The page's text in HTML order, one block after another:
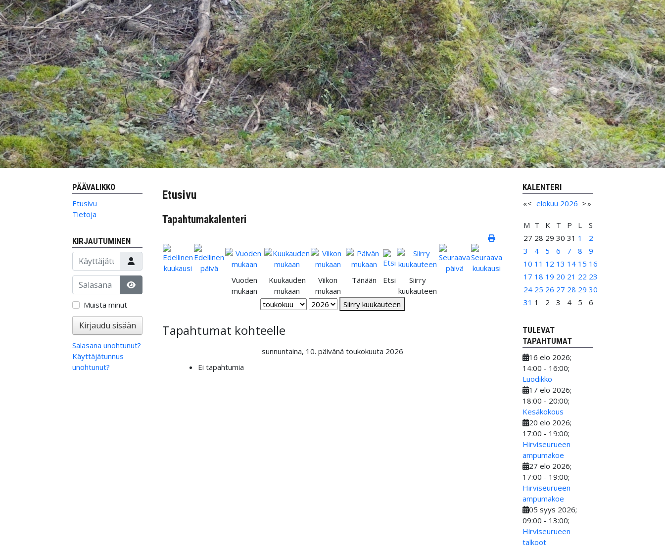
PÄÄVALIKKO
Etusivu
Tietoja
KIRJAUTUMINEN
Käyttäjätunnus
Salasana
Näytä salasana
Muista minut
Kirjaudu sisään
Salasana unohtunut?
Käyttäjätunnus
unohtunut?
Etusivu
Tapahtumakalenteri
Vuoden
mukaan
Kuukauden
mukaan
Viikon
mukaan
Tänään Etsi
Siirry
kuukauteen
Siirry kuukauteen
Tapahtumat kohteelle
sunnuntaina, 10. päivänä toukokuuta 2026
Ei tapahtumia
KALENTERI
«< elokuu 2026 >»
M T K T P L
S
27 28 29 30 31 1
2
3
4 5 6 7 8
9
10 11 12 13 14 15 16
17 18 19 20 21 22 23
24 25 26 27 28 29 30
31 1 2 3 4 5 6
TULEVAT
TAPAHTUMAT
16 elo 2026;
14:00 - 16:00;
Luodikko
17 elo 2026;
18:00 - 20:00;
Kesäkokous
20 elo 2026;
17:00 - 19:00;
Hirviseurueen
ampumakoe
27 elo 2026;
17:00 - 19:00;
Hirviseurueen
ampumakoe
05 syys 2026;
09:00 - 13:00;
Hirviseurueen
talkoot